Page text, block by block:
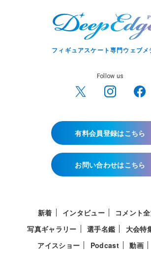
フィギュアスケート専門ウェブメ
Follow us
有料会員登録はこちら
お問い合わせはこちら
新着 インタビュー コメント
写真ギャラリー
選手名鑑 大会特
アイスショー
Podcast 動画